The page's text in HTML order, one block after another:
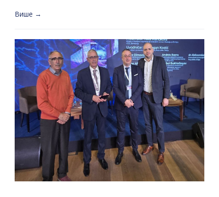
Више →